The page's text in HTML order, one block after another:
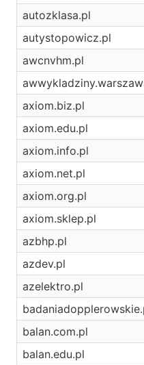
autozklasa.pl
autystopowicz.pl
awcnvhm.pl
axiom.biz.pl
axiom.edu.pl
axiom.info.pl
axiom.net.pl
axiom.org.pl
axiom.sklep.pl
azbhp.pl
azdev.pl
azelektro.pl
balan.com.pl
balan.edu.pl